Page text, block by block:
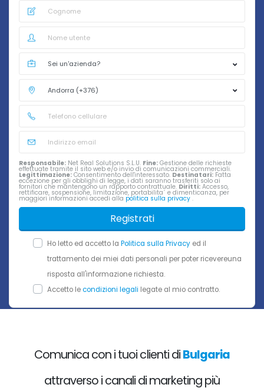
Responsabile: Net Real Solutions S.L.U. Fine: Gestione delle richieste
effettuate tramite il sito web e/o invio di comunicazioni commerciali.
Legittimazione: Consentimento dell'interessato. Destinatari: Fatta
eccezione per gli obblighi di legge, i dati saranno trasferiti solo ai
fornitori che mantengono un rapporto contrattuale. Diritti: Accesso,
rettificare, sospensione, limitazione, portabilita´ e dimenticanza, per
maggiori informazioni accedi alla politica sulla privacy .
Registrati
Ho letto ed accetto la Politica sulla Privacy ed il
trattamento dei miei dati personali per poter ricevereuna
risposta all'informazione richiesta.
Accetto lecondizioni legali legate al mio contratto.
Comunica con i tuoi clienti diBulgaria
attraverso i canali di marketing più